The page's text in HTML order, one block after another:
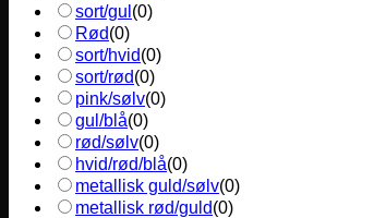
sort/gul (0)
Rød(0)
sort/hvid(0)
sort/rød(0)
pink/sølv(0)
gul/blå(0)
rød/sølv(0)
hvid/rød/blå(0)
metallisk guld/sølv(0)
metallisk rød/guld(0)